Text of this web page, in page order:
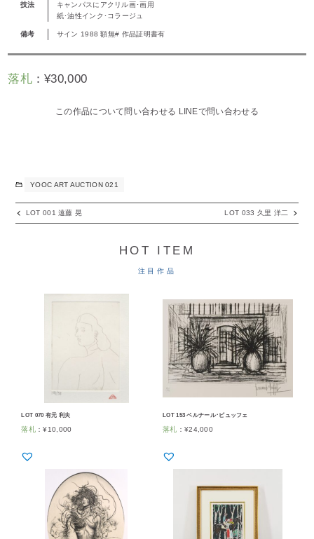
技法
キャンパスにアクリル画･画用
紙･油性インク･コラージュ
備考 サイン 1988 額無# 作品証明書有
落札：¥30,000
この作品について問い合わせる LINEで問い合わせる
YOOC ART AUCTION 021
LOT 001 遠藤 晃 LOT 033 久里 洋二
HOT ITEM
注目作品
LOT 070 有元 利夫
落札 ：¥10,000
LOT 153 ベルナール･ビュッフェ
落札 ： ¥24,000